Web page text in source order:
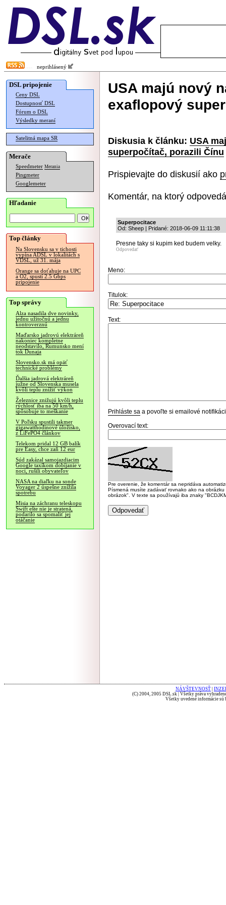
neprihlásený
DSL pripojenie
Ceny DSL
Dostupnosť DSL
Fórum o DSL
Výsledky meraní
Satelitná mapa SR
Merače
Speedmeter Merania
Pingmeter
Googlemeter
Hľadanie
Top články
Na Slovensku sa v tichosti
vypína ADSL v lokalitách s
VDSL, už 31. mája
Orange sa doťahuje na UPC
a O2, spustí 2.5 Gbps
pripojenie
Top správy
Alza nasadila dve novinky,
jednu užitočnú a jednu
kontroverznú
Maďarsko jadrovú elektráreň
nakoniec kompletne
neodstavilo, Rumunsko mení
tok Dunaja
Slovensko.sk má opäť
technické problémy
Ďalšia jadrová elektráreň
južne od Slovenska musela
kvôli teplu znížiť výkon
Železnice znižujú kvôli teplu
rýchlosť iba na 50 km/h,
spôsobuje to meškanie
V Poľsku spustili takmer
gigawatthodinové úložisko,
z LiFePO4 článkov
Telekom pridal 12 GB balík
pre Easy, chce zaň 12 eur
Súd zakázal samojazdiacim
Google taxíkom dobíjanie v
noci, rušili obyvateľov
NASA na diaľku na sonde
Voyager 2 úspešne znížila
spotrebu
Misia na záchranu teleskopu
Swift ešte nie je stratená,
podarilo sa spomaliť jej
otáčanie
USA majú nový
exaflopový
Diskusia k článku: USA
superpočítač, porazili Čínu
Prispievajte do diskusií ako
Komentár, na ktorý
Superpocitace
Od: Sheep | Pridané: 2018-06-09 11:11:38
Presne taky si kupim ked budem velky.
Odpovedať
Meno:
Titulok:
Text:
Prihláste sa a povoľte si emailové
Overovací text:
Pre overenie, že komentár sa nepridáva
Písmená musíte zadávať rovnako ako na
obrázok". V texte sa používajú iba znaky
NÁVŠTEVNOSŤ
(C) 2004, 2005 DSL.sk | Všetky práva
Všetky uvedené informácie sú